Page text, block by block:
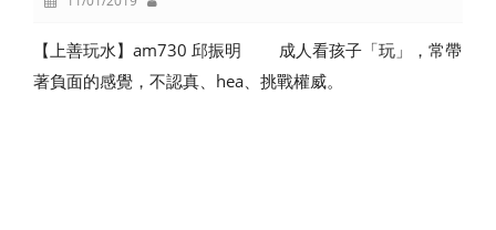
【上善玩水】am730 邱振明 成人看孩子「玩」，常帶
著負面的感覺，不認真、hea、挑戰權威。